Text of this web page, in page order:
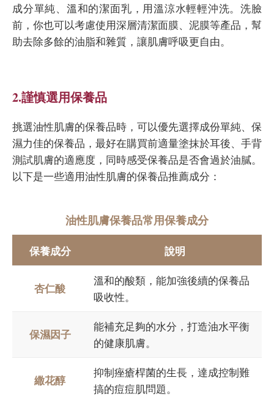
成分單純、溫和的潔面乳，用溫涼水輕輕沖洗。洗臉
前，你也可以考慮使用深層清潔面膜、泥膜等產品，幫
助去除多餘的油脂和雜質，讓肌膚呼吸更自由。
2.謹慎選用保養品
挑選油性肌膚的保養品時，可以優先選擇成份單純、保
濕力佳的保養品，最好在購買前適量塗抹於耳後、手背
測試肌膚的適應度，同時感受保養品是否會過於油膩。
以下是一些適用油性肌膚的保養品推薦成分：
油性肌膚保養品常用保養成分
保養成分 說明
杏仁酸
溫和的酸類，能加強後續的保養品
吸收性。
保濕因子
能補充足夠的水分，打造油水平衡
的健康肌膚。
繖花醇
抑制痤瘡桿菌的生長，達成控制難
搞的痘痘肌問題。